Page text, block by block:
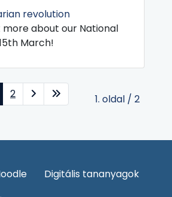
more about our National
March!
1. oldal / 2
2
Digitális tananyagok